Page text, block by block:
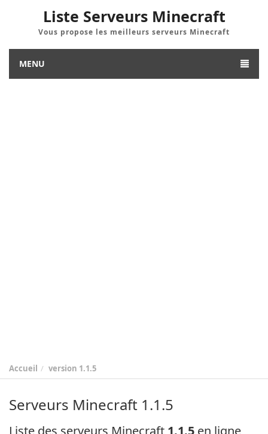
Liste Serveurs Minecraft
Vous propose les meilleurs serveurs Minecraft
MENU
Accueil version 1.1.5
Serveurs Minecraft 1.1.5
Liste des serveurs Minecraft 1.1.5 en ligne